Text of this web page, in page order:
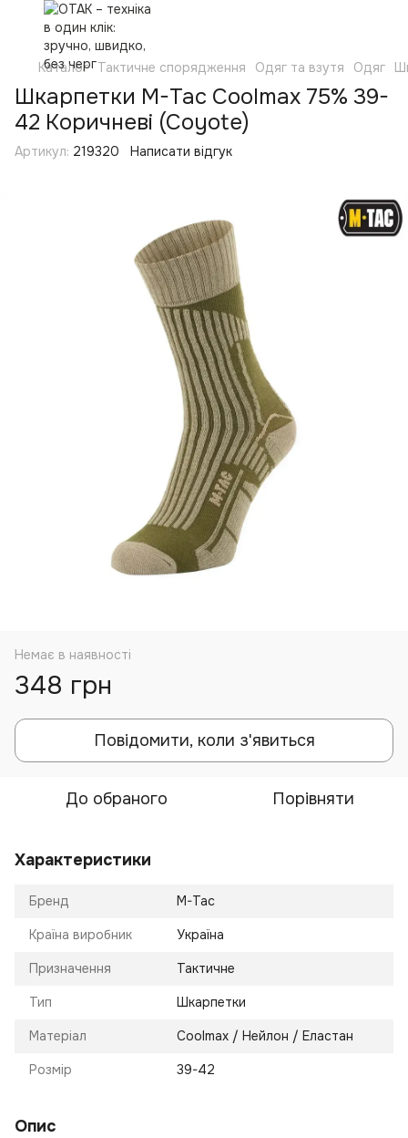
Каталог Тактичне спорядження Одяг та взутя Одяг
Шкарпетки M-Tac Coolmax 75% 39-
42 Коричневі (Coyote)
Артикул: 219320 Написати відгук
Немає в наявності
348 грн
Повідомити, коли з'явиться
До обраного Порівняти
Характеристики
Бренд M-Tac
Країна виробник Україна
Призначення Тактичне
Тип Шкарпетки
Матеріал Coolmax / Нейлон / Еластан
Розмір 39-42
Опис